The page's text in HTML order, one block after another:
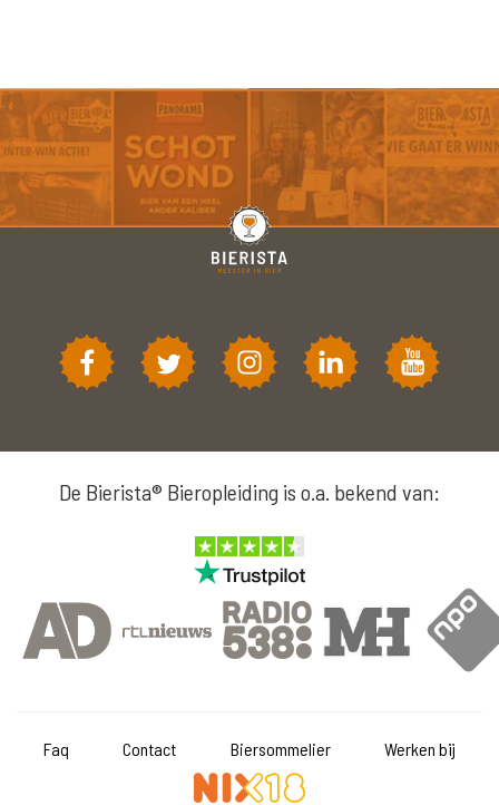
De Bierista® Bieropleiding is o.a. bekend van:
Faq Contact Biersommelier Werken bij